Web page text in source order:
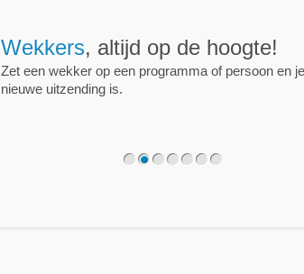
Wekkers, altijd op de hoogte!
Zet een wekker op een programma of persoon en
nieuwe uitzending is.